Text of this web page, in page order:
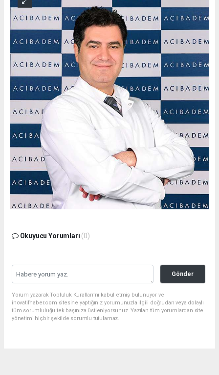
Okuyucu Yorumları (0)
Gönder
Yorum yazarak Topluluk Kuralları’nı kabul etmiş bulunuyor ve
inovatifhaber.com sitesine yaptığınız yorumunuzla ilgili doğrudan veya dolaylı
tüm sorumluluğu tek başınıza üstleniyorsunuz. Yazılan tüm yorumlardan site
yönetimi hiçbir şekilde sorumlu tutulamaz.